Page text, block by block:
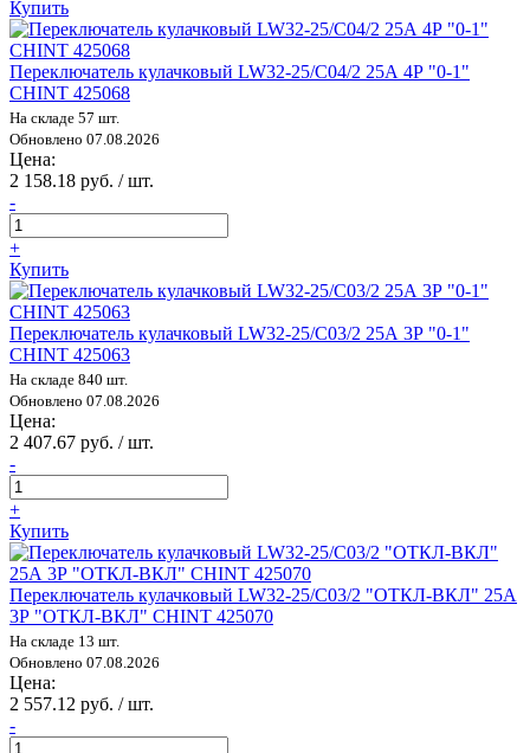
Купить
Переключатель кулачковый LW32-25/C04/2 25А 4Р "0-1"
CHINT 425068
На складе 57 шт.
Обновлено 07.08.2026
Цена:
2 158.18 руб. / шт.
-
+
Купить
Переключатель кулачковый LW32-25/C03/2 25А 3Р "0-1"
CHINT 425063
На складе 840 шт.
Обновлено 07.08.2026
Цена:
2 407.67 руб. / шт.
-
+
Купить
Переключатель кулачковый LW32-25/C03/2 "ОТКЛ-ВКЛ" 25А
3Р "ОТКЛ-ВКЛ" CHINT 425070
На складе 13 шт.
Обновлено 07.08.2026
Цена:
2 557.12 руб. / шт.
-